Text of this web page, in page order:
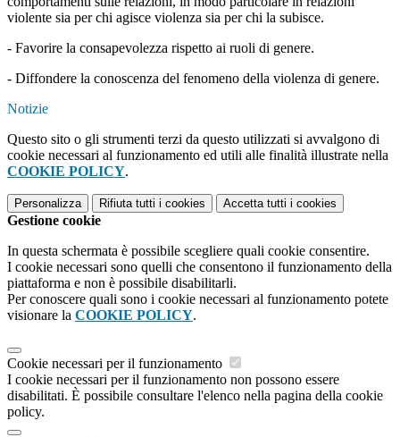
violente sia per chi agisce violenza sia per chi la subisce.
- Favorire la consapevolezza rispetto ai ruoli di genere.
- Diffondere la conoscenza del fenomeno della violenza di genere.
Notizie
Questo sito o gli strumenti terzi da questo utilizzati si avvalgono di
cookie necessari al funzionamento ed utili alle finalità illustrate nella
COOKIE POLICY.
Personalizza Rifiuta tutti i cookies Accetta tutti i cookies
Gestione cookie
In questa schermata è possibile scegliere quali cookie consentire.
I cookie necessari sono quelli che consentono il funzionamento della
piattaforma e non è possibile disabilitarli.
Per conoscere quali sono i cookie necessari al funzionamento potete
visionare la COOKIE POLICY.
Cookie necessari per il funzionamento
I cookie necessari per il funzionamento non possono essere
disabilitati. È possibile consultare l'elenco nella pagina della cookie
policy.